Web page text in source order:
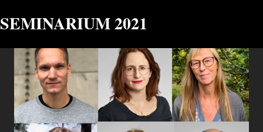
Du är här
SEMINARIUM 2021